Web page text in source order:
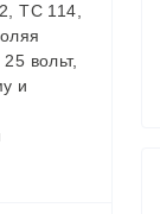
TC 114,
вольт,
и